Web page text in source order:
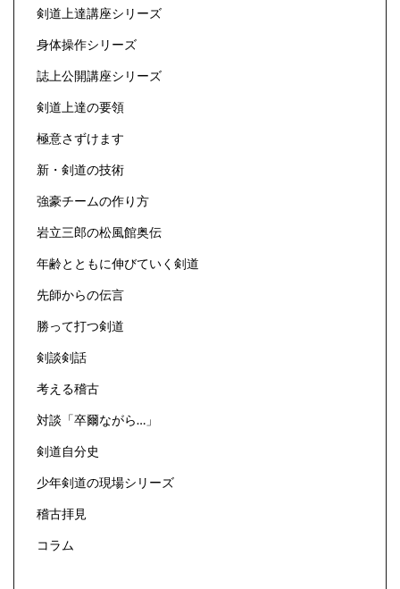
剣道上達講座シリーズ
身体操作シリーズ
誌上公開講座シリーズ
剣道上達の要領
極意さずけます
新・剣道の技術
強豪チームの作り方
岩立三郎の松風館奥伝
年齢とともに伸びていく剣道
先師からの伝言
勝って打つ剣道
剣談剣話
考える稽古
対談「卒爾ながら…」
剣道自分史
少年剣道の現場シリーズ
稽古拝見
コラム